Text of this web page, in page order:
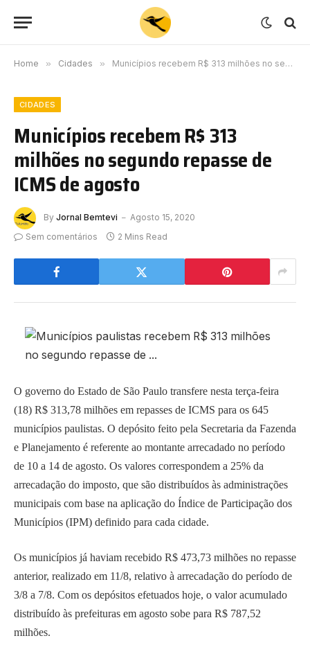
Home » Cidades » Municípios recebem R$ 313 milhões no segundo repasse de ICMS de agosto
CIDADES
Municípios recebem R$ 313
milhões no segundo repasse de
ICMS de agosto
By Jornal Bemtevi
Agosto 15, 2020
Sem comentários
2 Mins Read
O governo do Estado de São Paulo transfere nesta terça-feira
(18) R$ 313,78 milhões em repasses de ICMS para os 645
municípios paulistas. O depósito feito pela Secretaria da Fazenda
e Planejamento é referente ao montante arrecadado no período
de 10 a 14 de agosto. Os valores correspondem a 25% da
arrecadação do imposto, que são distribuídos às administrações
municipais com base na aplicação do Índice de Participação dos
Municípios (IPM) definido para cada cidade.
Os municípios já haviam recebido R$ 473,73 milhões no repasse
anterior, realizado em 11/8, relativo à arrecadação do período de
3/8 a 7/8. Com os depósitos efetuados hoje, o valor acumulado
distribuído às prefeituras em agosto sobe para R$ 787,52
milhões.